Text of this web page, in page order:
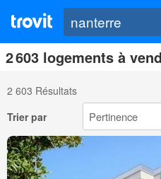
2 603 logements à
2 603 Résultats
Trier par